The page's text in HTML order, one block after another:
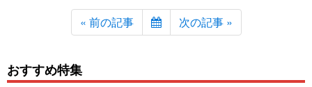
« 前の記事 次の記事 »
おすすめ特集